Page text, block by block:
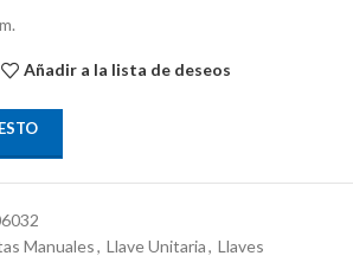
Añadir a la lista de deseos
Manuales, Llave Unitaria, Llaves